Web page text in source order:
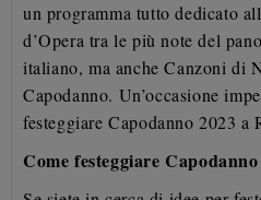
un programma tutto dedicato
d’Opera tra le più note del
italiano, ma anche Canzoni di
Capodanno. Un’occasione
festeggiare Capodanno 2023 a
Come festeggiare